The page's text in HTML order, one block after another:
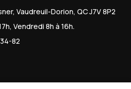
Vaudreuil-Dorion, QC J7V 8P2
Vendredi 8h à 16h.
82